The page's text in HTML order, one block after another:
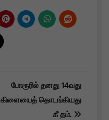
போரூரில் தனது 14வது
கிளையைத் தொடங்கியது
கீ தம்.